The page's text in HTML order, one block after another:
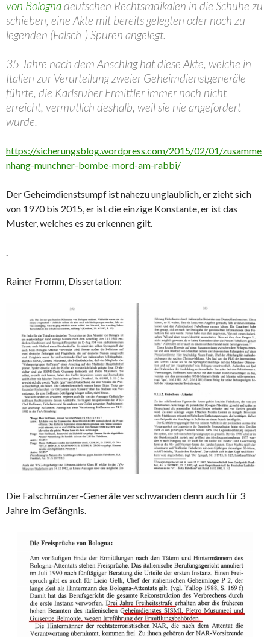
von Bolognadeutschen Rechtsradikalen in die Schuhe zu
schieben, eine Akte mit bereits gelegten oder noch zu
legenden (Falsch-) Spuren angelegt.
35 Jahre nach dem Anschlag hat diese Akte, welche in
Italien zur Verurteilung zweier Geheimdienstgeneräle
führte, die Karlsruher Ermittler immer noch nicht
erreicht, vermutlich deshalb, weil sie nie angefordert
wurde.
https://sicherungsblog.wordpress.com/2015/02/01/zusamme
nhang-munchner-bombe-mord-am-rabbi/
Der Geheimdienstsumpf ist nahezu unglaublich, er zieht sich
von 1970 bis 2015, er ist die einzige Konstante, er ist das
Muster, welches es zu erkennen gilt.
.
Rainer Fromm, Dissertation:
Die Falschmünzer-Generäle verschwanden denn auch für 3
Jahre im Gefängnis.